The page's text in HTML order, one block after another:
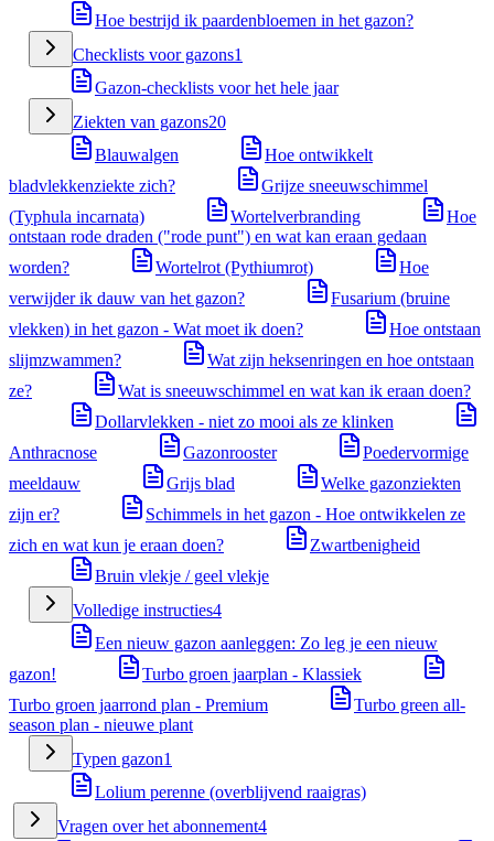
Hoe bestrijd ik paardenbloemen in het gazon?
Checklists voor gazons1
Gazon-checklists voor het hele jaar
Ziekten van gazons20
Blauwalgen
Hoe ontwikkelt
bladvlekkenziekte zich?
Grijze sneeuwschimmel
(Typhula incarnata)
Wortelverbranding
Hoe
ontstaan rode draden ("rode punt") en wat kan eraan gedaan
worden?
Wortelrot (Pythiumrot)
Hoe
verwijder ik dauw van het gazon?
Fusarium (bruine
vlekken) in het gazon - Wat moet ik doen?
Hoe ontstaan
slijmzwammen?
Wat zijn heksenringen en hoe ontstaan
ze?
Wat is sneeuwschimmel en wat kan ik eraan doen?
Dollarvlekken - niet zo mooi als ze klinken
Anthracnose
Gazonrooster
Poedervormige
meeldauw
Grijs blad
Welke gazonziekten
zijn er?
Schimmels in het gazon - Hoe ontwikkelen ze
zich en wat kun je eraan doen?
Zwartbenigheid
Bruin vlekje / geel vlekje
Volledige instructies4
Een nieuw gazon aanleggen: Zo leg je een nieuw
gazon!
Turbo groen jaarplan - Klassiek
Turbo groen jaarrond plan - Premium
Turbo green all-
season plan - nieuwe plant
Typen gazon1
Lolium perenne (overblijvend raaigras)
Vragen over het abonnement4